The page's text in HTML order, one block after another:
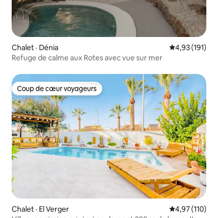
Chalet · Dénia Note
4,93 (191)
Refuge de calme aux Rotes avec vue sur mer
Coup de cœur voyageurs
Coup de cœur voyageurs
Chalet · El Verger Note
4,97 (110)